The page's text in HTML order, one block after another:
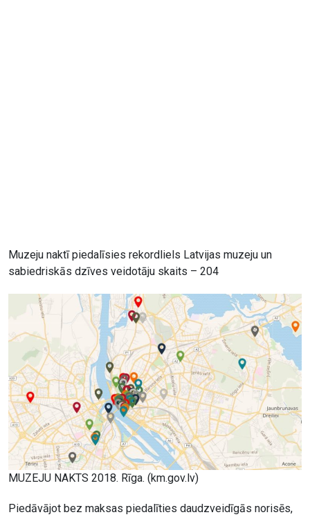
Muzeju naktī piedalīsies rekordliels Latvijas muzeju un
sabiedriskās dzīves veidotāju skaits – 204
MUZEJU NAKTS 2018. Rīga. (km.gov.lv)
Piedāvājot bez maksas piedalīties daudzveidīgās norisēs,